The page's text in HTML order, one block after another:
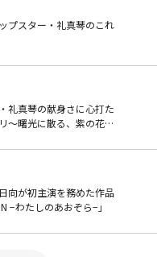
プスター・礼真琴のこれ
礼真琴の献身さに心打た
～曙光に散る、紫の花
向が初主演を務めた作品
−わたしのあおぞら−」